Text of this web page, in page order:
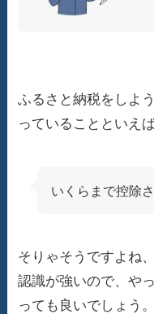
ふるさと納税をしよ
っていることといえば
いくらまで控除
そりゃそうですよね
認識が強いので、や
っても良いでしょう。